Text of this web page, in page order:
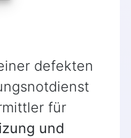
defekten
für
und